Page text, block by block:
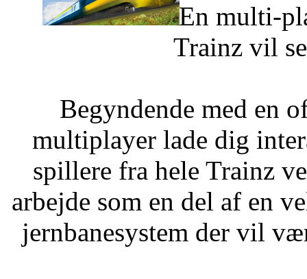
En multi-
Trainz vil
Begyndende med en
multiplayer lade dig
spillere fra hele Trainz
arbejde som en del af en
jernbanesystem der vil